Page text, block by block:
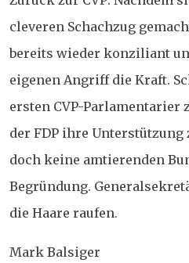
cleveren Schachzug
bereits wieder konziliant
eigenen Angriff die Kraft.
ersten CVP-Parlamentarier
der FDP ihre Unterstützung
doch keine amtierenden
Begründung.
die Haare raufen.
Mark Balsiger